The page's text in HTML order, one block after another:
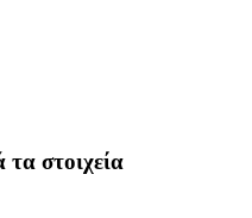
στοιχεία